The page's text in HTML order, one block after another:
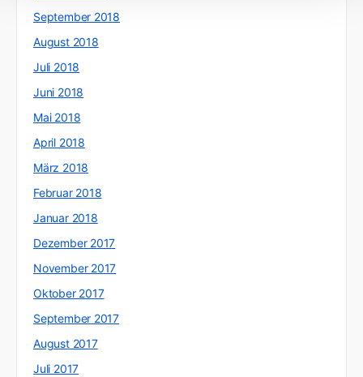
September 2018
August 2018
Juli 2018
Juni 2018
Mai 2018
April 2018
März 2018
Februar 2018
Januar 2018
Dezember 2017
November 2017
Oktober 2017
September 2017
August 2017
Juli 2017